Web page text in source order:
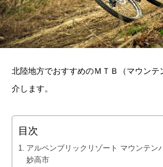
北陸地方でおすすめのＭＴＢ（マウンテ
介します。
目次
アルペンブリックリゾート マウンテン
妙高市